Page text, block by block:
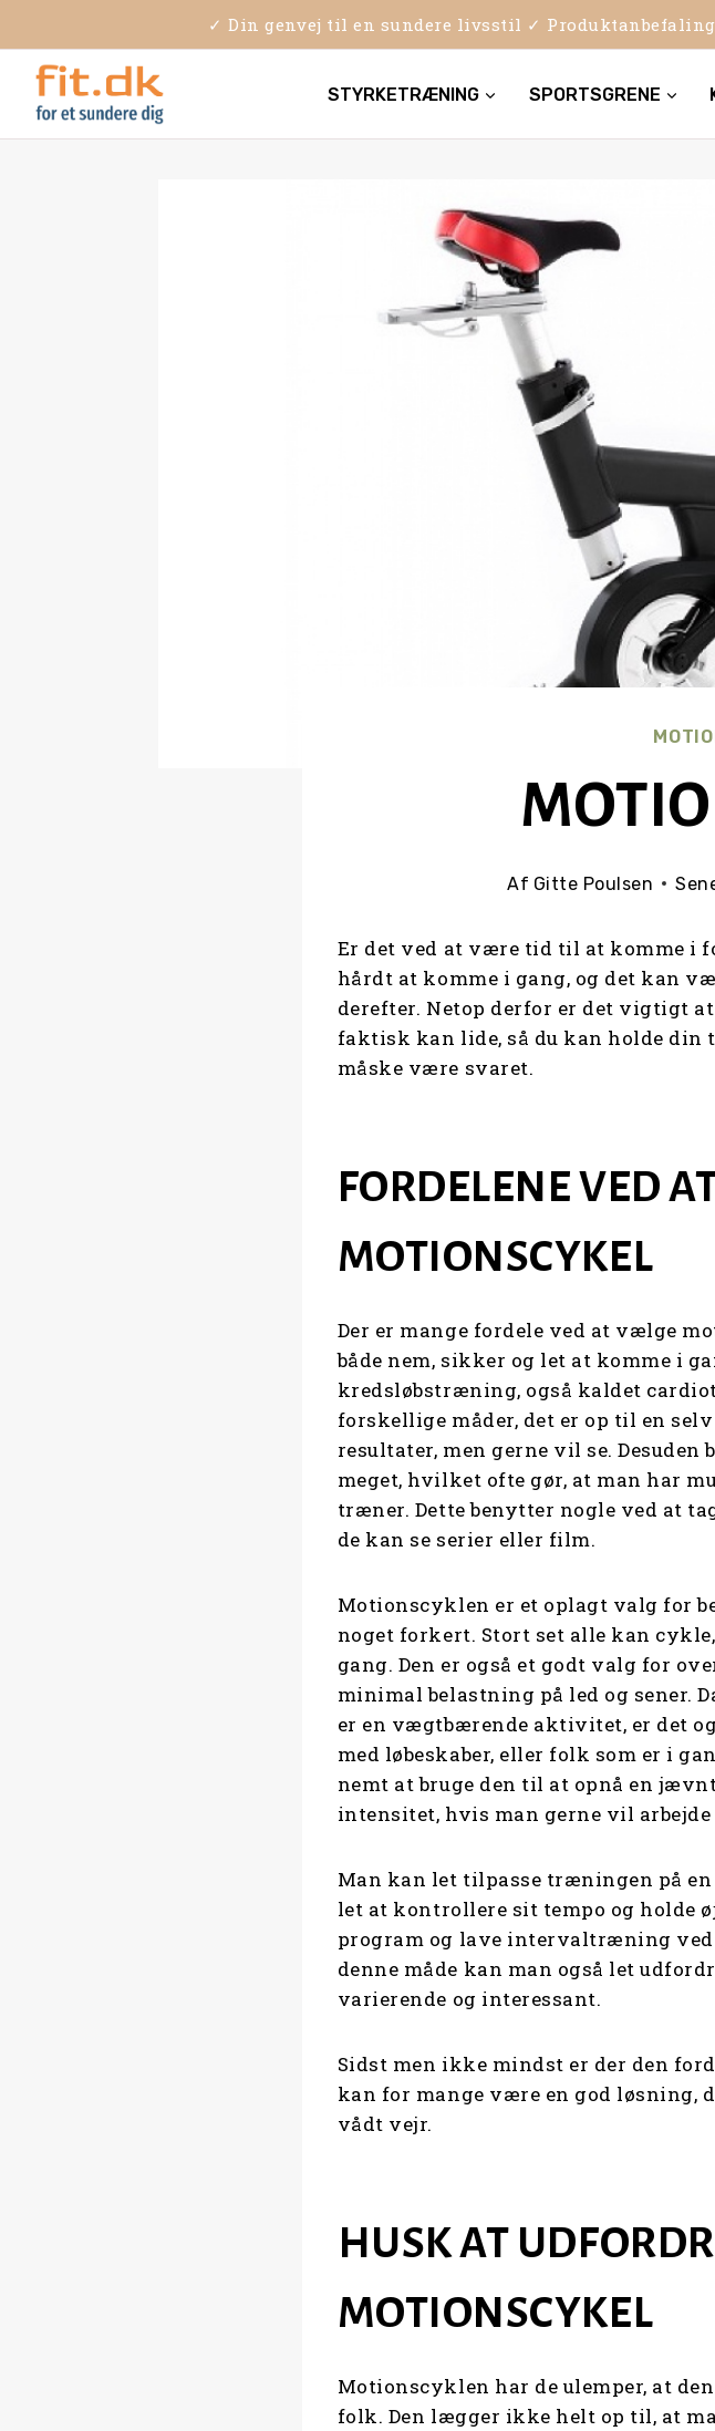
to
content
✓ Din genvej til en sundere livsstil ✓
STYRKETRÆNING SPORTSGRENE
Af Gitte Poulsen
Er det ved at være tid til at komme i
hårdt at komme i gang, og det kan
derefter. Netop derfor er det vigtigt
faktisk kan lide, så du kan holde
måske være svaret.
FORDELENE VED
MOTIONSCYKEL
Der er mange fordele ved at vælge
både nem, sikker og let at komme i
kredsløbstræning, også kaldet
forskellige måder, det er op til en
resultater, men gerne vil se.
meget, hvilket ofte gør, at man har
træner. Dette benytter nogle ved at
de kan se serier eller film.
Motionscyklen er et oplagt valg for
noget forkert. Stort set alle kan
gang. Den er også et godt valg for
minimal belastning på led og sener.
er en vægtbærende aktivitet, er det
med løbeskaber, eller folk som er i
nemt at bruge den til at opnå en
intensitet, hvis man gerne vil
Man kan let tilpasse træningen på
let at kontrollere sit tempo og holde
program og lave intervaltræning ved
denne måde kan man også let
varierende og interessant.
Sidst men ikke mindst er der den
kan for mange være en god løsning,
vådt vejr.
HUSK AT
MOTIONSCYKEL
Motionscyklen har de ulemper, at
folk. Den lægger ikke helt op til, at